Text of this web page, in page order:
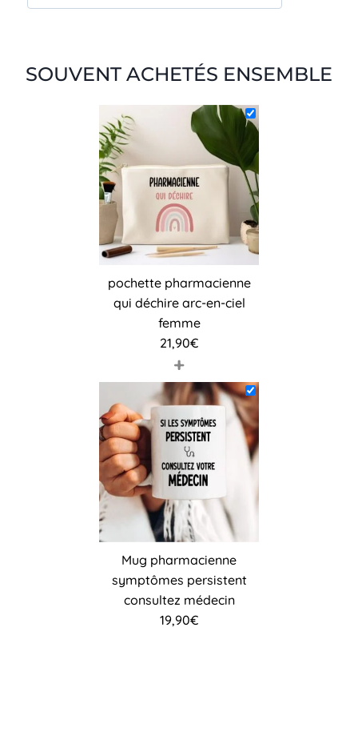
SOUVENT ACHETÉS ENSEMBLE
pochette pharmacienne
qui déchire arc-en-ciel
femme
21,90€
+
Mug pharmacienne
symptômes persistent
consultez médecin
19,90€